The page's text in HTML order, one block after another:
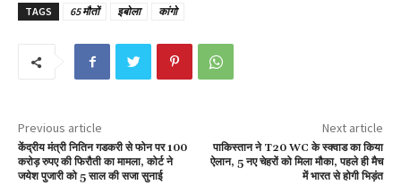
TAGS 65 मौतों इबोला कांगो
Previous article
केंद्रीय मंत्री नितिन गडकरी से फोन पर 100
करोड़ रुपए की फिरौती का मामला, कोर्ट ने
जयेश पुजारी को 5 साल की सजा सुनाई
Next article
पाकिस्तान ने T20 WC के स्क्वाड का किया
ऐलान, 5 नए चेहरों को मिला मौका, पहले ही मैच
में भारत से होगी भिड़ंत